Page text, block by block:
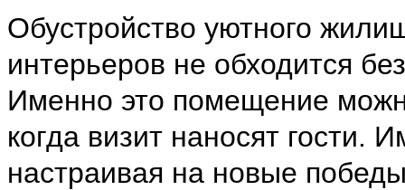
Обустройство уютного
интерьеров не обходится
Именно это помещение
когда визит наносят гости.
настраивая на новые